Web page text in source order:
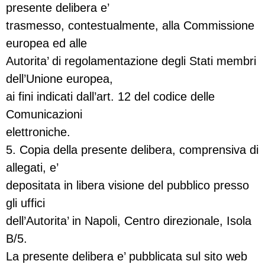
presente delibera e’
trasmesso, contestualmente, alla Commissione
europea ed alle
Autorita’ di regolamentazione degli Stati membri
dell’Unione europea,
ai fini indicati dall’art. 12 del codice delle
Comunicazioni
elettroniche.
5. Copia della presente delibera, comprensiva di
allegati, e’
depositata in libera visione del pubblico presso
gli uffici
dell’Autorita’ in Napoli, Centro direzionale, Isola
B/5.
La presente delibera e’ pubblicata sul sito web